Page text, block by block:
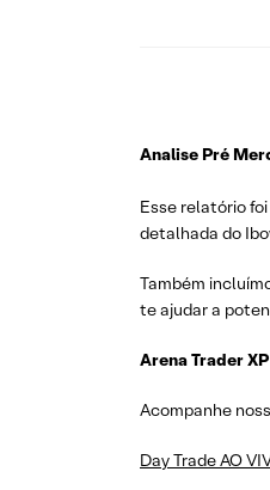
Analise Pré
Esse relatório
detalhada do
Também
te ajudar a
Arena Trader XP
Acompanhe
Day Trade AO